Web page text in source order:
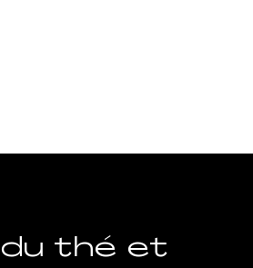
thé et